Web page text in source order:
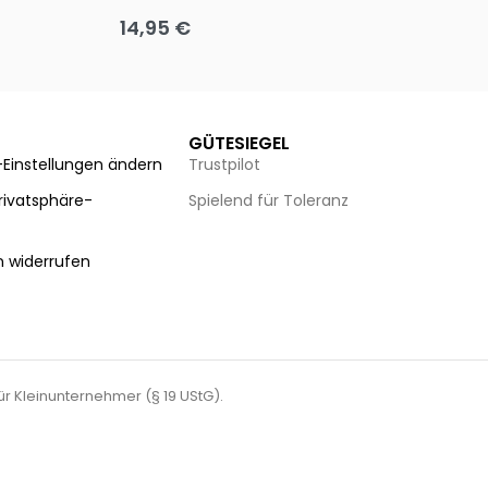
14,95 €
ändern
widerrufen
GÜTESIEGEL
Trustpilot
Spielend für Toleranz
(§ 19 UStG).